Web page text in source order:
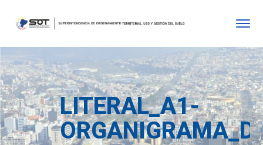
LITERAL_A1-